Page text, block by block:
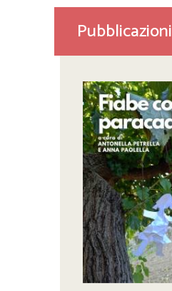
Pubblicazioni